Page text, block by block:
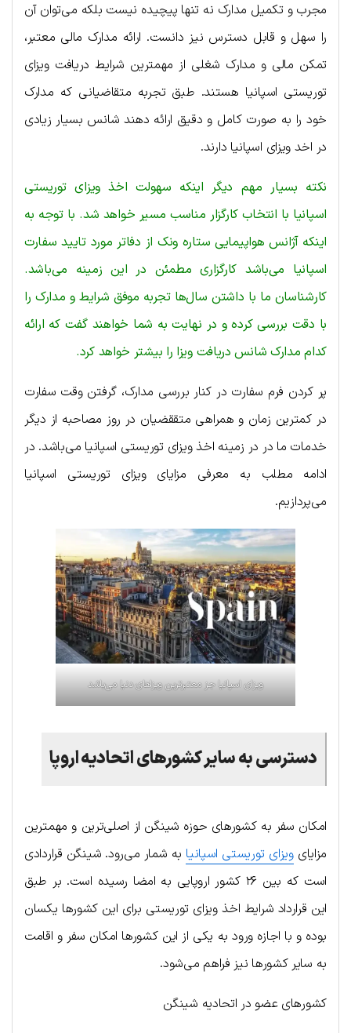
مجرب و تکمیل مدارک نه تنها پیچیده نیست بلکه می‌توان آن
را سهل و قابل دسترس نیز دانست. ارائه مدارک مالی معتبر،
تمکن مالی و مدارک شغلی از مهمترین شرایط دریافت ویزای
توریستی اسپانیا هستند. طبق تجربه متقاضیانی که مدارک
خود را به صورت کامل و دقیق ارائه دهند شانس بسیار زیادی
در اخد ویزای اسپانیا دارند.
نکته بسیار مهم دیگر اینکه سهولت اخذ ویزای توریستی
اسپانیا با انتخاب کارگزار مناسب مسیر خواهد شد. با توجه به
اینکه آژانس هواپیمایی ستاره ونک از دفاتر مورد تایید سفارت
اسپانیا می‌باشد کارگزاری مطمئن در این زمینه می‌باشد.
کارشناسان ما با داشتن سال‌ها تجربه موفق شرایط و مدارک را
با دقت بررسی کرده و در نهایت به شما خواهند گفت که ارائه
کدام مدارک شانس دریافت ویزا را بیشتر خواهد کرد.
پر کردن فرم سفارت در کنار بررسی مدارک، گرفتن وقت سفارت
در کمترین زمان و همراهی متققضیان در روز مصاحبه از دیگر
خدمات ما در در زمینه اخذ ویزای توریستی اسپانیا می‌باشد. در
ادامه مطلب به معرفی مزایای ویزای توریستی اسپانیا
می‌پردازیم.
ویزای اسپانیا جز معتبرترین ویزاهای دنیا می‌باشد
دسترسی به سایر کشورهای اتحادیه اروپا
امکان سفر به کشورهای حوزه شینگن از اصلی‌ترین و مهمترین
مزایایویزای توریستی اسپانیا به شمار می‌رود. شینگن قراردادی
است که بین ۲۶ کشور اروپایی به امضا رسیده است. بر طبق
این قرارداد شرایط اخذ ویزای توریستی برای این کشورها یکسان
بوده و با اجازه ورود به یکی از این کشورها امکان سفر و اقامت
به سایر کشورها نیز فراهم می‌شود.
کشورهای عضو در اتحادیه شینگن